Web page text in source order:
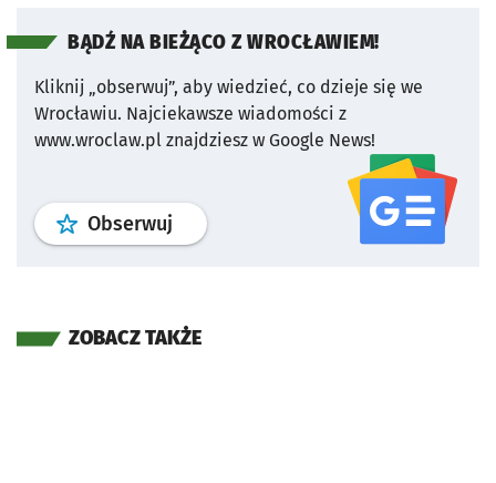
BĄDŹ NA BIEŻĄCO Z WROCŁAWIEM!
Kliknij „obserwuj”, aby wiedzieć, co dzieje się we
Wrocławiu. Najciekawsze wiadomości z
www.wroclaw.pl znajdziesz w Google News!
Obserwuj profil serwisu
ZOBACZ TAKŻE